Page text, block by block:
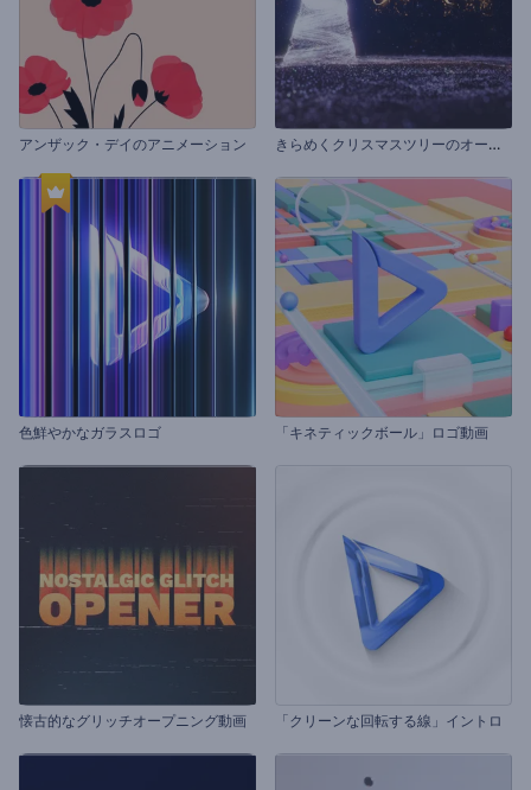
アンザック・デイのアニメーション き
らめくクリスマスツリーのオープニング動画
色鮮やかなガラスロゴ 「キネティックボール」ロゴ動画
懐古的なグリッチオープニング動画 「クリーンな回転する線」イントロ